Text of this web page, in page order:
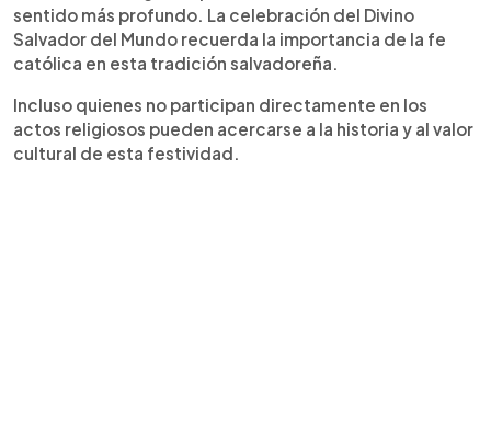
sentido más profundo. La celebración del Divino
Salvador del Mundo recuerda la importancia de la fe
católica en esta tradición salvadoreña.
Incluso quienes no participan directamente en los
actos religiosos pueden acercarse a la historia y al valor
cultural de esta festividad.